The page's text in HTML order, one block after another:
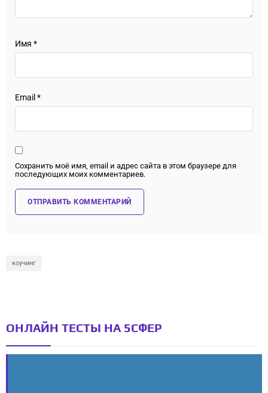
Имя *
Email*
Сохранить моё имя, email и адрес сайта в этом браузере для
последующих моих комментариев.
коучинг
ОНЛАЙН ТЕСТЫ НА 5СФЕР